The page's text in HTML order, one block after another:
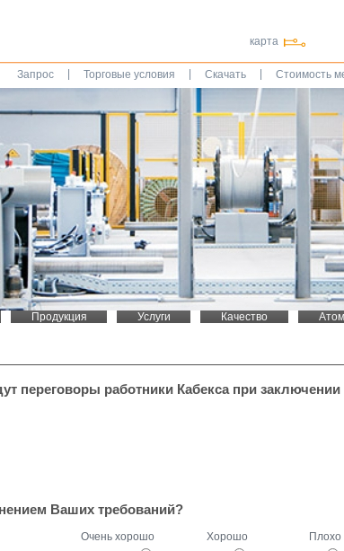
карта
Запрос Торговые условия Скачать Стоимость
Продукция Услуги Качество
переговоры работники Кабекса при заключении
Ваших требований?
Очень хорошо Хорошо
Плохо